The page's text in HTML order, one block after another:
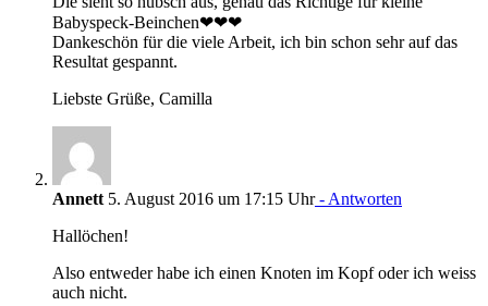
Babyspeck-Beinchen❤❤❤
Dankeschön für die viele Arbeit, ich bin schon sehr auf das
Resultat gespannt.
Liebste Grüße, Camilla
Annett 5. August 2016 um 17:15 Uhr- Antworten
Hallöchen!
Also entweder habe ich einen Knoten im Kopf oder ich weiss
auch nicht.